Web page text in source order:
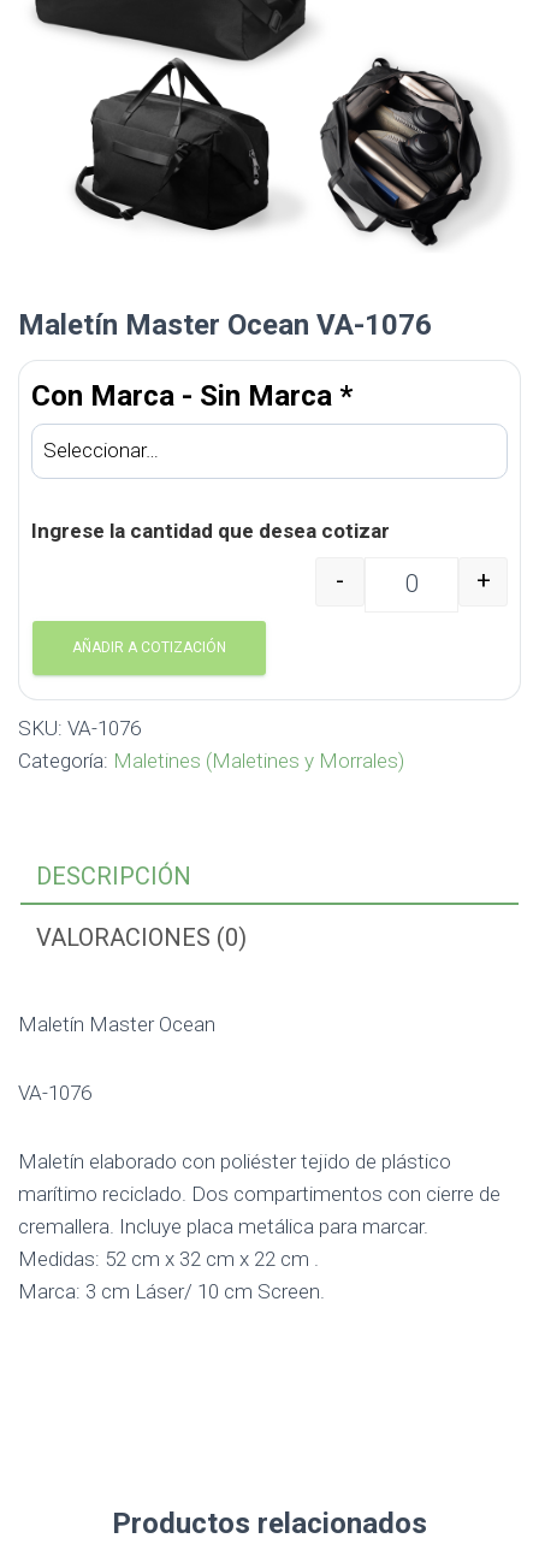
Maletín Master Ocean VA-1076
Con Marca - Sin Marca *
Ingrese la cantidad que desea cotizar
Maletín Master Ocean
- +
AÑADIR A COTIZACIÓN
SKU: VA-1076
Categoría: Maletines (Maletines y Morrales)
DESCRIPCIÓN
VALORACIONES (0)
Maletín Master Ocean
VA-1076
Maletín elaborado con poliéster tejido de plástico
marítimo reciclado. Dos compartimentos con cierre de
cremallera. Incluye placa metálica para marcar.
Medidas: 52 cm x 32 cm x 22 cm .
Marca: 3 cm Láser/ 10 cm Screen.
Productos relacionados